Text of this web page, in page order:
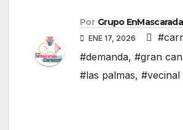
Por Grupo EnMascarada
ENE 17, 2026
#demanda, #gran
#las palmas, #vecinal